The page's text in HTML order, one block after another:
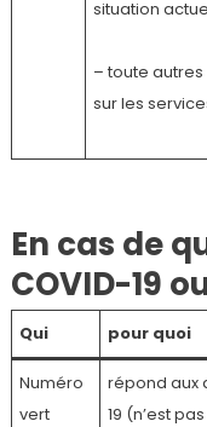
situation
– toute
sur les
En cas de
COVID-19
Qui pour quoi
Numéro
vert
répond aux
19 (n’est